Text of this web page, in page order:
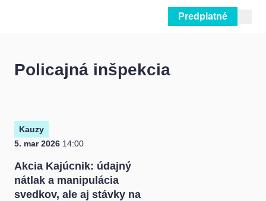
Predplatné
Policajná inšpekcia
Kauzy
5. mar 2026 14:00
Akcia Kajúcnik: údajný
nátlak a manipulácia
svedkov, ale aj stávky na